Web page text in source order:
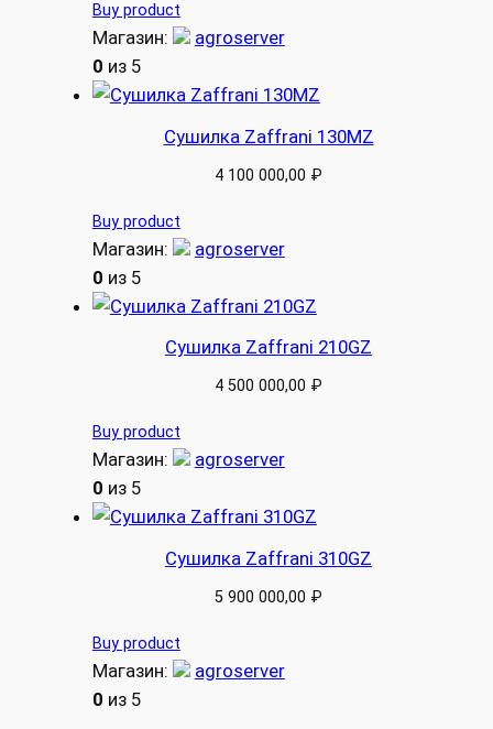
Buy product
Магазин:
agroserver
0 из 5
Сушилка Zaffrani 130MZ
4 100 000,00 ₽
Buy product
Магазин:
agroserver
0 из 5
Сушилка Zaffrani 210GZ
4 500 000,00 ₽
Buy product
Магазин:
agroserver
0 из 5
Сушилка Zaffrani 310GZ
5 900 000,00 ₽
Buy product
Магазин:
agroserver
0 из 5